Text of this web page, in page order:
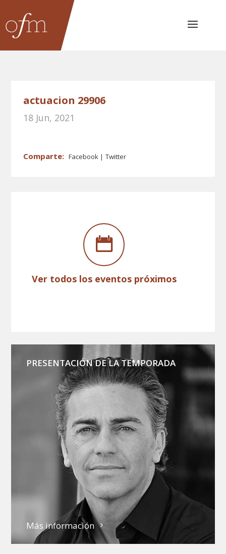
actuacion 29906
18 Jun, 2021
Facebook Twitter
Ver todos los eventos próximos
PRESENTACIÓN DE LA TEMPORADA
Más información